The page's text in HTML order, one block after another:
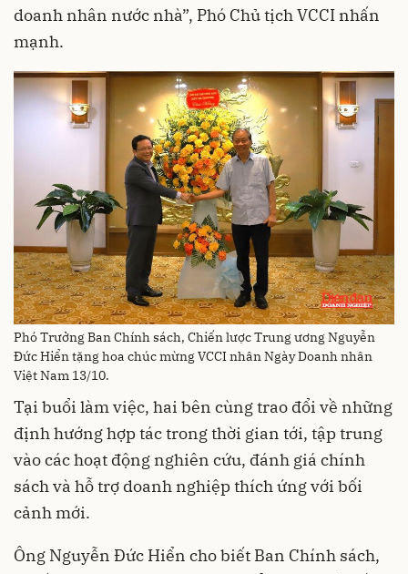
doanh nhân nước nhà”, Phó Chủ tịch VCCI nhấn
mạnh.
Phó Trưởng Ban Chính sách, Chiến lược Trung ương Nguyễn
Đức Hiển tặng hoa chúc mừng VCCI nhân Ngày Doanh nhân
Việt Nam 13/10.
Tại buổi làm việc, hai bên cùng trao đổi về những
định hướng hợp tác trong thời gian tới, tập trung
vào các hoạt động nghiên cứu, đánh giá chính
sách và hỗ trợ doanh nghiệp thích ứng với bối
cảnh mới.
Ông Nguyễn Đức Hiển cho biết Ban Chính sách,